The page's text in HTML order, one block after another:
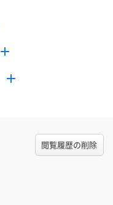
閲覧履歴の削除